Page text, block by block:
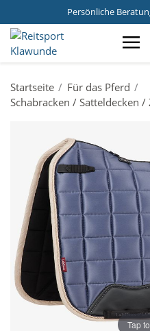
Persönliche
Startseite
Für das Pferd
Schabracken / Satteldecken
Tap